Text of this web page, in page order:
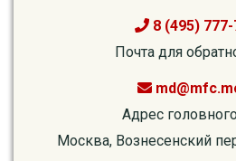
8 (495) 777-
Почта для
Адрес
Москва, Вознесенский